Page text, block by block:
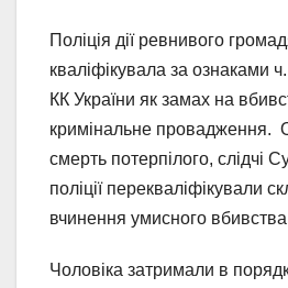
Поліція дії ревнивого
кваліфікувала за ознаками
КК України як замах на
кримінальне провадження.
смерть потерпілого, слідчі
поліції перекваліфікували
вчинення умисного
Чоловіка затримали в